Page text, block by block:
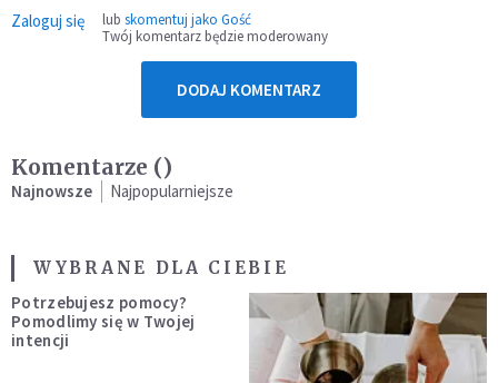
Zaloguj się lub skomentuj jako Gość
Twój komentarz będzie moderowany
DODAJ KOMENTARZ
Komentarze ()
Najnowsze Najpopularniejsze
WYBRANE DLA CIEBIE
Potrzebujesz pomocy?
Pomodlimy się w Twojej
intencji